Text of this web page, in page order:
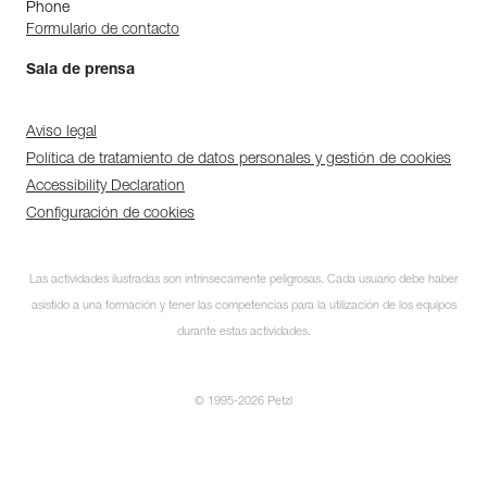
Phone
Formulario de contacto
Sala de prensa
Aviso legal
Política de tratamiento de datos personales y gestión de cookies
Accessibility Declaration
Configuración de cookies
Las actividades ilustradas son intrínsecamente peligrosas. Cada usuario debe haber
asistido a una formación y tener las competencias para la utilización de los equipos
durante estas actividades.
© 1995-2026 Petzl